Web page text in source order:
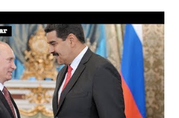
Já produzi, também, conteúdo
Cultura Nacional 2017. Blog Este
de 100 mil visualizações no blog e,
essa marca em mais de 20 mil.
pois demorei anos para chegar em
meses, já fiz mais de 20% disso. Que